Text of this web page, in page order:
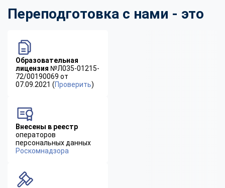
Переподготовка с нами - это
Образовательная
лицензия №Л035-01215-
72/00190069 от
07.09.2021 (Проверить)
Внесены в реестр
операторов
персональных данных
Роскомнадзора